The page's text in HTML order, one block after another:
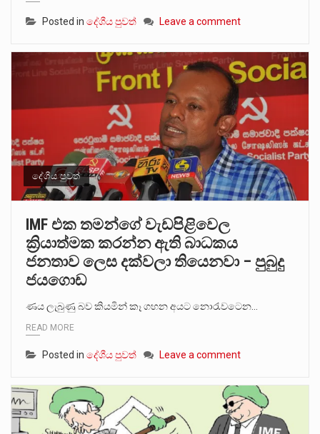
Posted in දේශීය පුවත් Leave a comment
දේශීය පුවත්
IMF එක තමන්ගේ වැඩපිළිවෙල
ක්‍රියාත්මක කරන්න ඇති බාධකය
ජනතාව ලෙස දක්වලා තියෙනවා – පුබුදු
ජයගොඩ
ණය ලැබුණු බව කියමින් කෑ ගහන අයට නොරැවටෙන…
READ MORE
Posted in දේශීය පුවත් Leave a comment